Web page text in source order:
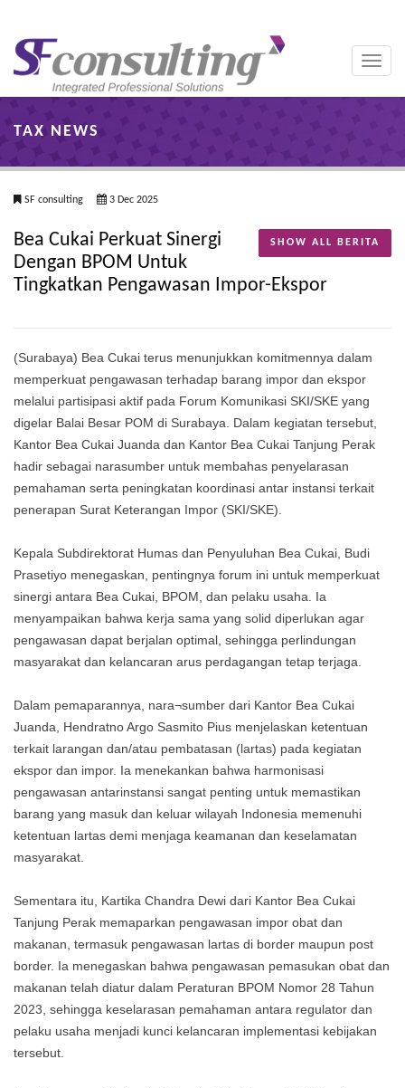
Toggle
TAX NEWS
SF consulting 3 Dec 2025
SHOW ALL BERITA
Bea Cukai Perkuat Sinergi
Dengan BPOM Untuk
Tingkatkan Pengawasan Impor-Ekspor
(Surabaya) Bea Cukai terus menunjukkan komitmennya dalam
memperkuat pengawasan terhadap barang impor dan ekspor
melalui partisipasi aktif pada Forum Komunikasi SKI/SKE yang
digelar Balai Besar POM di Surabaya. Dalam kegiatan tersebut,
Kantor Bea Cukai Juanda dan Kantor Bea Cukai Tanjung Perak
hadir sebagai narasumber untuk membahas penyelarasan
pemahaman serta peningkatan koordinasi antar instansi terkait
penerapan Surat Keterangan Impor (SKI/SKE).
Kepala Subdirektorat Humas dan Penyuluhan Bea Cukai, Budi
Prasetiyo menegaskan, pentingnya forum ini untuk memperkuat
sinergi antara Bea Cukai, BPOM, dan pelaku usaha. Ia
menyampaikan bahwa kerja sama yang solid diperlukan agar
pengawasan dapat berjalan optimal, sehingga perlindungan
masyarakat dan kelancaran arus perdagangan tetap terjaga.
Dalam pemaparannya, nara¬sumber dari Kantor Bea Cukai
Juanda, Hendratno Argo Sasmito Pius menjelaskan ketentuan
terkait larangan dan/atau pembatasan (lartas) pada kegiatan
ekspor dan impor. Ia menekankan bahwa harmonisasi
pengawasan antarinstansi sangat penting untuk memastikan
barang yang masuk dan keluar wilayah Indonesia memenuhi
ketentuan lartas demi menjaga keamanan dan keselamatan
masyarakat.
Sementara itu, Kartika Chandra Dewi dari Kantor Bea Cukai
Tanjung Perak memaparkan pengawasan impor obat dan
makanan, termasuk pengawasan lartas di border maupun post
border. Ia menegaskan bahwa pengawasan pemasukan obat dan
makanan telah diatur dalam Peraturan BPOM Nomor 28 Tahun
2023, sehingga keselarasan pemahaman antara regulator dan
pelaku usaha menjadi kunci kelancaran implementasi kebijakan
tersebut.